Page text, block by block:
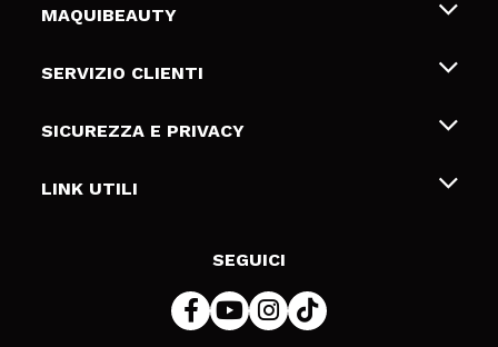
MAQUIBEAUTY
Chi siamo
Gift Cards
SERVIZIO CLIENTI
Spedizioni & Resi
Metodi di pagamamento
SICUREZZA E PRIVACY
Termini e condizioni
LINK UTILI
SEGUICI